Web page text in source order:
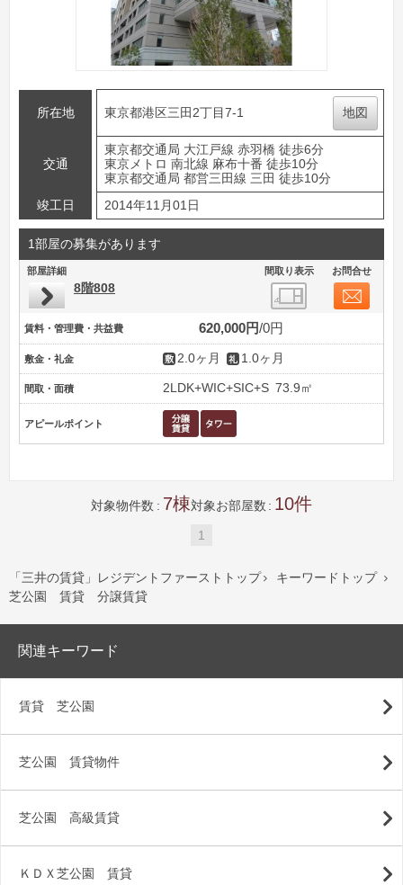
所在地 東京都港区三田2丁目7-1 地図
交通
東京都交通局 大江戸線 赤羽橋 徒歩6分
東京メトロ 南北線 麻布十番 徒歩10分
東京都交通局 都営三田線 三田 徒歩10分
竣工日
2014年11月01日
1部屋の募集があります
部屋詳細 間取り表示 お問合せ
8階808
賃料・管理費・共益費 620,000円 0円
敷金・礼金 2.0ヶ月 1.0ヶ月
間取・面積 2LDK+WIC+SIC+S 73.9㎡
アピールポイント
対象物件数 7 対象お部屋数 10
1
「三井の賃貸」レジデントファーストトップ  キーワードトップ 
芝公園 賃貸 分譲賃貸
関連キーワード
賃貸 芝公園
芝公園 賃貸物件
芝公園 高級賃貸
ＫＤＸ芝公園 賃貸